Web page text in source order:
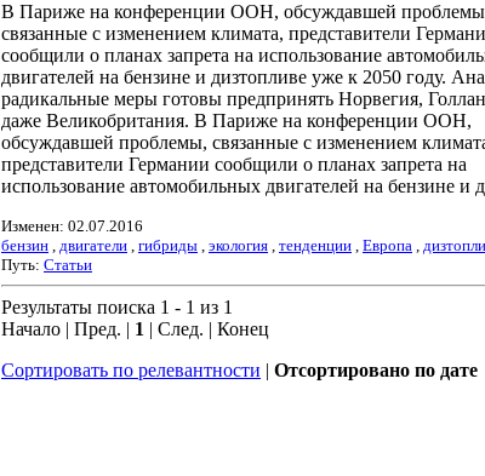
В Париже на конференции ООН, обсуждавшей
связанные с изменением климата, представители
сообщили о планах запрета на использование
двигателей на бензине и дизтопливе уже к 2050 году.
радикальные меры готовы предпринять Норвегия,
даже Великобритания. В Париже на конференции ООН,
обсуждавшей проблемы, связанные с изменением
представители Германии сообщили о планах запрета на
использование автомобильных двигателей на бензине и
Изменен: 02.07.2016
бензин , двигатели , гибриды , экология , тенденции , Европа ,
Путь: Статьи
Результаты поиска 1 - 1 из 1
Начало | Пред. | 1 | След. | Конец
Сортировать по релевантности | Отсортировано по дате